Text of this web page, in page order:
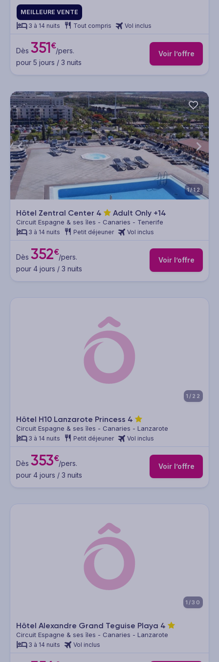
MEILLEURE VENTE
3 à 14 nuits
Tout compris Vol inclus
Dès 351€/pers.
pour 5 jours / 3 nuits
Voir l’offre
1/12
Hôtel Zentral Center 4 Adult Only +14
Circuit Espagne & ses îles - Canaries - Tenerife
3 à 14 nuits Petit déjeuner Vol inclus
Dès 352€/pers.
pour 4 jours / 3 nuits
Voir l’offre
1/22
Hôtel H10 Lanzarote Princess 4
Circuit Espagne & ses îles - Canaries - Lanzarote
3 à 14 nuits Petit déjeuner Vol inclus
Dès 353€/pers.
pour 4 jours / 3 nuits
Voir l’offre
1/30
Hôtel Alexandre Grand Teguise Playa 4
Circuit Espagne & ses îles - Canaries - Lanzarote
3 à 14 nuits Vol inclus